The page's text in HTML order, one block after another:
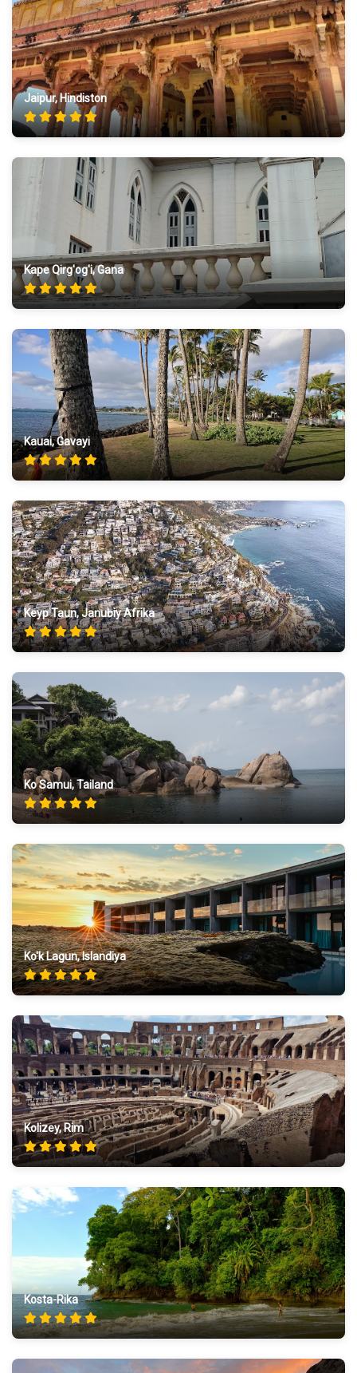
Jaipur, Hindiston
Kape Qirg'og'i, Gana
Kauai, Gavayi
Keyp Taun, Janubiy Afrika
Ko Samui, Tailand
Ko'k Lagun, Islandiya
Kolizey, Rim
Kosta-Rika